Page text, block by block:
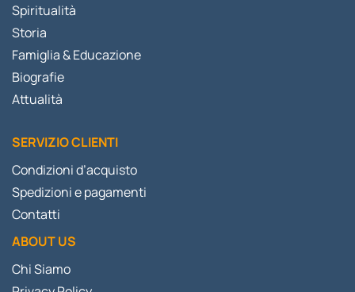
Spiritualità
Storia
Famiglia & Educazione
Biografie
Attualità
SERVIZIO CLIENTI
Condizioni d’acquisto
Spedizioni e pagamenti
Contatti
ABOUT US
Chi Siamo